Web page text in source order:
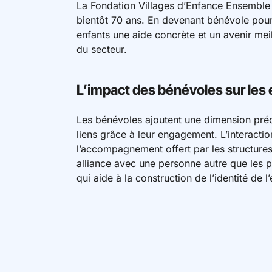
La Fondation Villages d’Enfance
bientôt 70 ans. En devenant bénévole
enfants une aide concrète et un avenir
du secteur.
L’impact des bénévoles sur les
Les bénévoles ajoutent une dimension
liens grâce à leur engagement.
l’accompagnement offert par les
alliance avec une personne autre que les
qui aide à la construction de l’identité de